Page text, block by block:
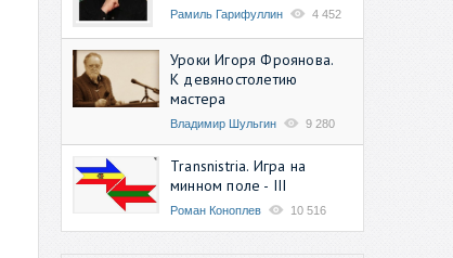
Рамиль Гарифуллин 4 452
Уроки Игоря Фроянова.
К девяностолетию
мастера
Владимир Шульгин 9 280
Transnistria. Игра на
минном поле - III
Роман Коноплев 10 516